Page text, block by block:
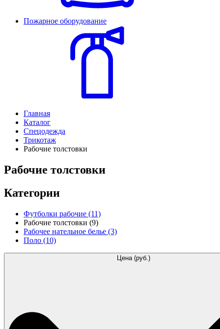
Пожарное оборудование
Главная
Каталог
Спецодежда
Трикотаж
Рабочие толстовки
Рабочие толстовки
Категории
Футболки рабочие (11)
Рабочие толстовки (9)
Рабочее нательное белье (3)
Поло (10)
Цена (руб.)